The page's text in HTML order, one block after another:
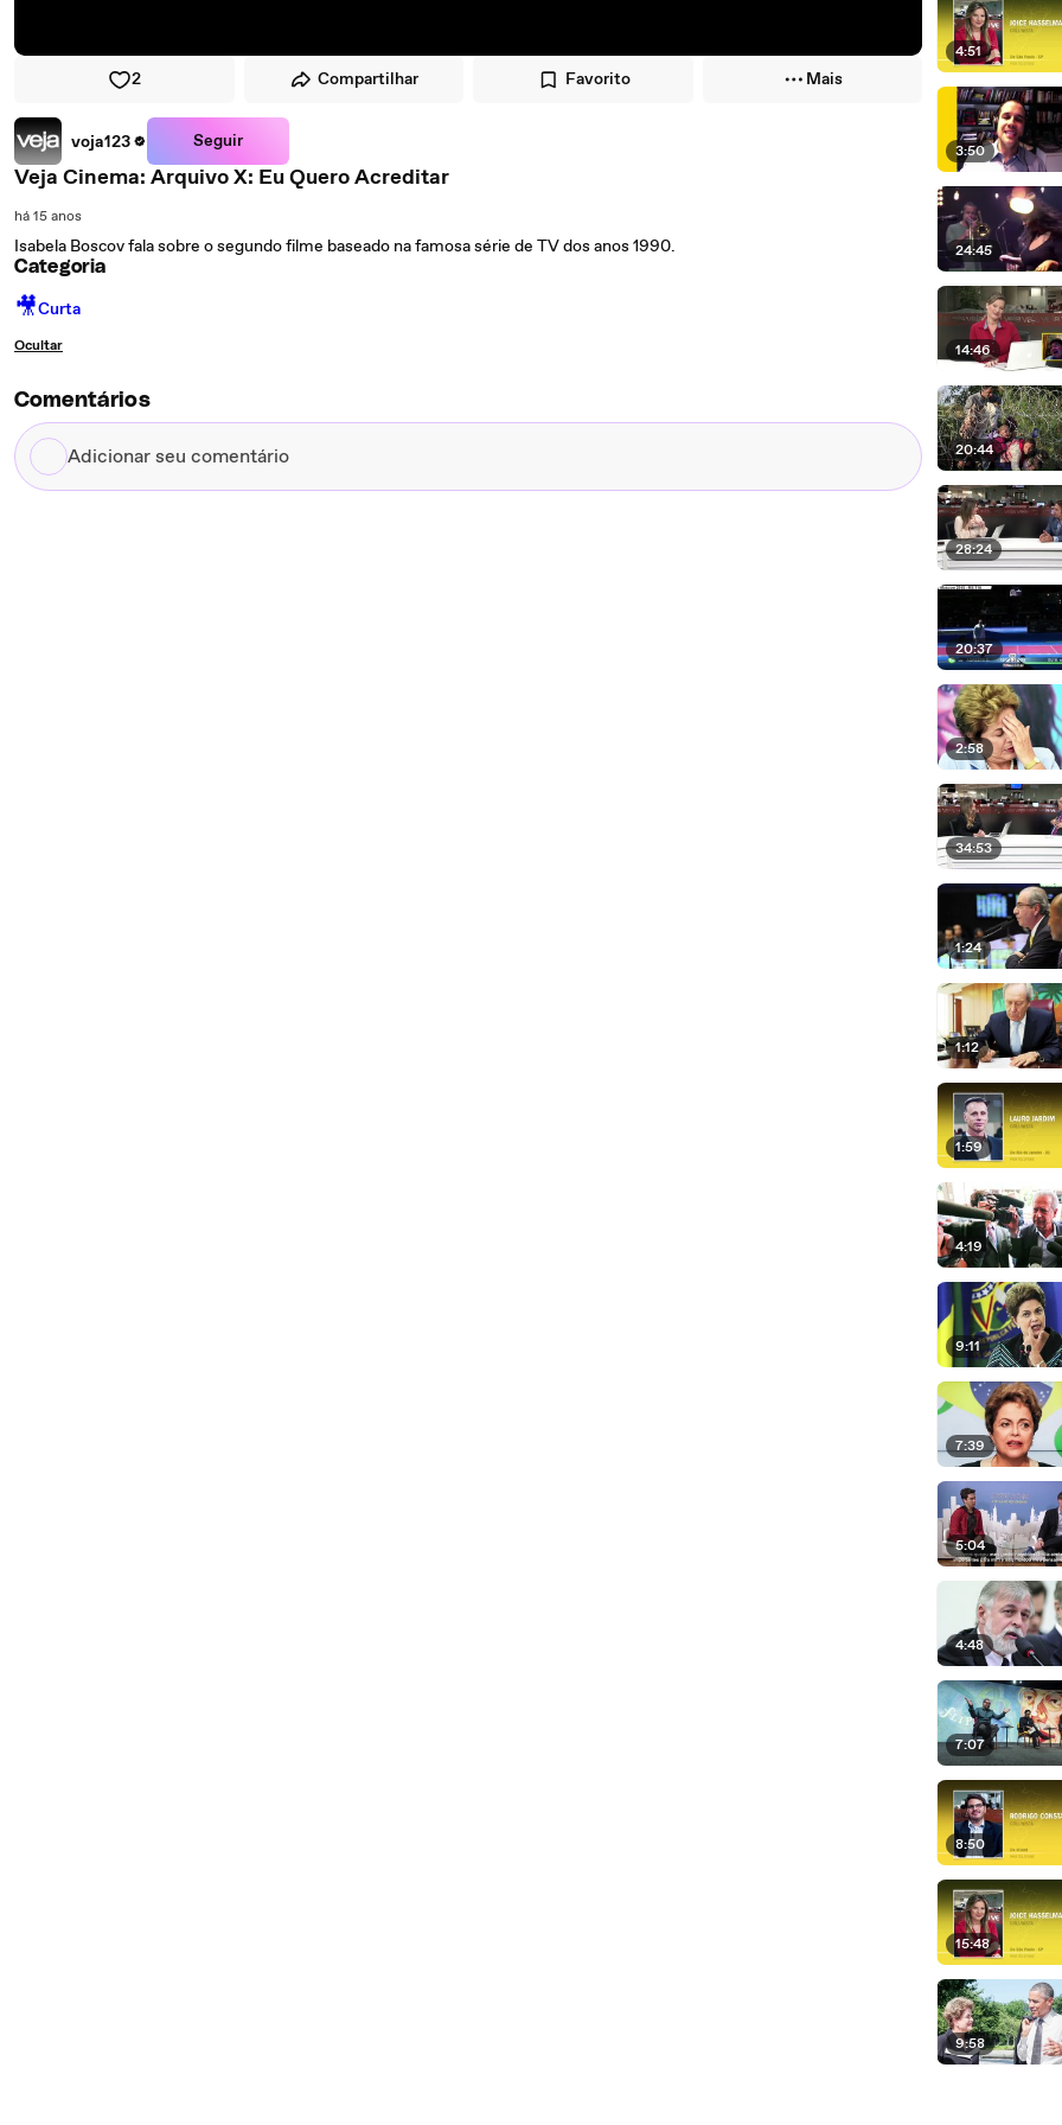
2 Compartilhar Favorito Mais
voja123 Seguir
Veja Cinema: Arquivo X: Eu Quero Acreditar
há 15 anos
Isabela Boscov fala sobre o segundo filme baseado na famosa série de TV dos anos 1990.
Categoria
🎥Curta
Ocultar
Comentários
Adicionar
seu
4:51
3:50
24:45
14:46
20:44
28:24
20:37
2:58
34:53
1:24
1:12
1:59
4:19
9:11
7:39
5:04
4:48
7:07
8:50
15:48
9:58